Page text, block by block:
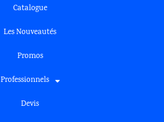
Catalogue
Les Nouveautés
Promos
Professionnels
Devis